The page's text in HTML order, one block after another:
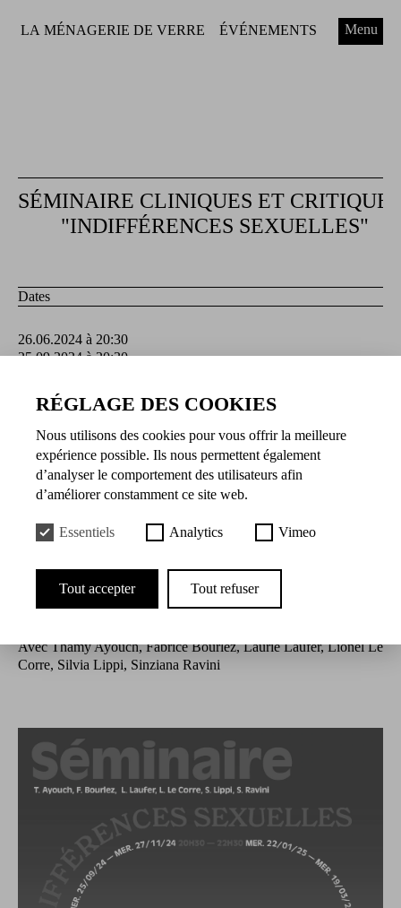
LA MÉNAGERIE DE VERRE ÉVÉNEMENTS Menu
SÉMINAIRE CLINIQUES ET CRITIQUES
"INDIFFÉRENCES SEXUELLES"
Dates
26.06.2024 à 20:30
25.09.2024 à 20:30
22.01.2025 à 20:30
19.03.2025 à 20:30
21.05.2025 à 20:30
Présentation
Clinique et critique est un séminaire de réflexion sur les enjeux
contemporains de la psychanalyse. Il est ouvert à toutes et tous :
selon un agencement collectif d'énonciation: chaque personne
Avec Thamy Ayouch, Fabrice Bourlez, Laurie Laufer, Lionel Le
Corre, Silvia Lippi, Sinziana Ravini
RÉGLAGE DES COOKIES
Nous utilisons des cookies pour vous offrir la meilleure
expérience possible. Ils nous permettent également
d’analyser le comportement des utilisateurs afin
d’améliorer constamment ce site web.
Essentiels Analytics Vimeo
Tout accepter Tout refuser